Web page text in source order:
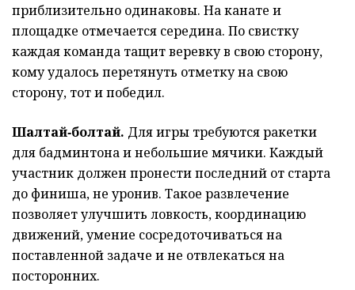
приблизительно одинаковы. На канате и
площадке отмечается середина. По свистку
каждая команда тащит веревку в свою сторону,
кому удалось перетянуть отметку на свою
сторону, тот и победил.
Шалтай‑болтай. Для игры требуются ракетки
для бадминтона и небольшие мячики. Каждый
участник должен пронести последний от старта
до финиша, не уронив. Такое развлечение
позволяет улучшить ловкость, координацию
движений, умение сосредоточиваться на
поставленной задаче и не отвлекаться на
посторонних.